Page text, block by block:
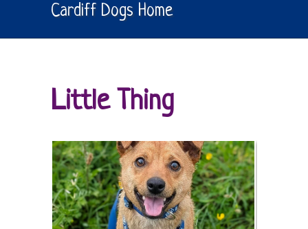
Cardiff Dogs Home
Little Thing